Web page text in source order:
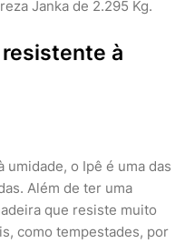
Janka de 2.295 Kg.
à
umidade, o Ipê é uma das
Além de ter uma
que resiste muito
como tempestades, por